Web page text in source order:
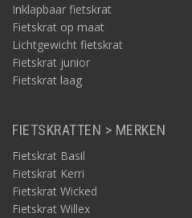
Inklapbaar fietskrat
Fietskrat op maat
Lichtgewicht fietskrat
Fietskrat junior
Fietskrat laag
FIETSKRATTEN > MERKEN
Fietskrat Basil
Fietskrat Kerri
Fietskrat Wicked
Fietskrat Willex